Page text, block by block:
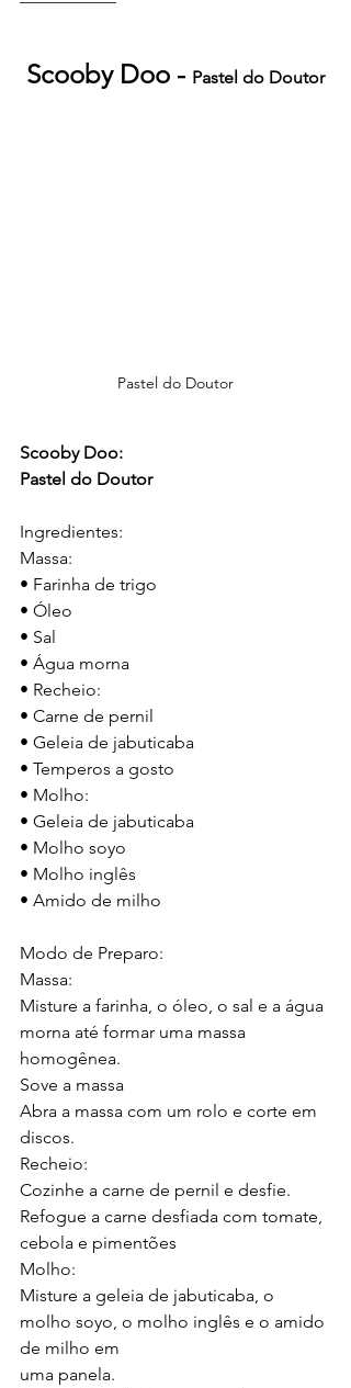
Scooby Doo - Pastel do Doutor
Pastel do Doutor
Scooby Doo:
Pastel do Doutor
Ingredientes:
Massa:
• Farinha de trigo
• Óleo
• Sal
• Água morna
• Recheio:
• Carne de pernil
• Geleia de jabuticaba
• Temperos a gosto
• Molho:
• Geleia de jabuticaba
• Molho soyo
• Molho inglês
• Amido de milho
Modo de Preparo:
Massa:
Misture a farinha, o óleo, o sal e a água
morna até formar uma massa
homogênea.
Sove a massa
Abra a massa com um rolo e corte em
discos.
Recheio:
Cozinhe a carne de pernil e desfie.
Refogue a carne desfiada com tomate,
cebola e pimentões
Molho:
Misture a geleia de jabuticaba, o
molho soyo, o molho inglês e o amido
de milho em
uma panela.